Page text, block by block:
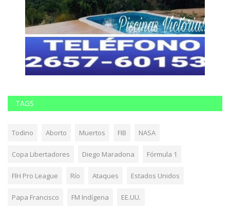
TAGS
Todino Aborto Muertos FIB NASA
Copa Libertadores Diego Maradona Fórmula 1
FIH Pro League Río Ataques Estados Unidos
Papa Francisco FM Indígena EE.UU.